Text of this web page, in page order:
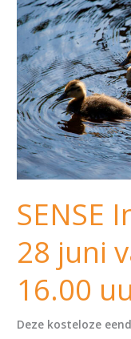
SENSE
28 juni
16.00
Deze kosteloze
op
zondag
28
juni
van
10.00
tot
16.00
uur